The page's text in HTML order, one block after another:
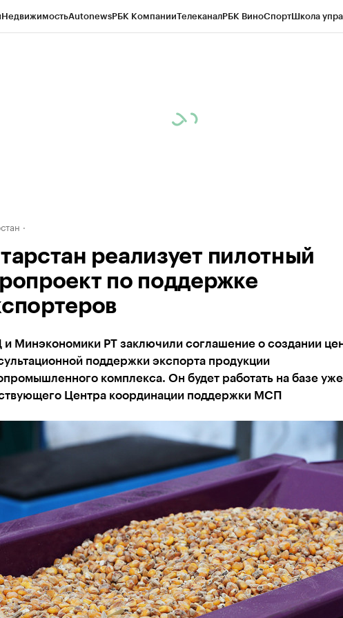
НедвижимостьAutonewsРБК КомпанииТелеканалРБК ВиноСпортШкола
реализует пилотный
по поддержке
и Минэкономики РТ заключили соглашение о создании
поддержки экспорта продукции
комплекса. Он будет работать на базе уже
Центра координации поддержки МСП